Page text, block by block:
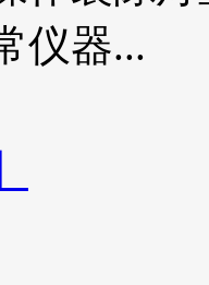
仪器...